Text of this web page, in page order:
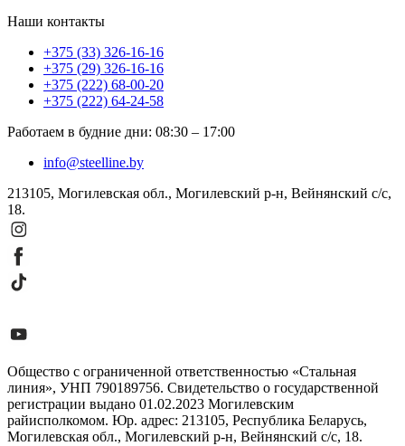
Наши контакты
+375 (33) 326-16-16
+375 (29) 326-16-16
+375 (222) 68-00-20
+375 (222) 64-24-58
Работаем в будние дни: 08:30 – 17:00
info@steelline.by
213105, Могилевская обл., Могилевский р-н, Вейнянский с/с,
18.
Общество с ограниченной ответственностью «Стальная
линия», УНП 790189756. Свидетельство о государственной
регистрации выдано 01.02.2023 Могилевским
райисполкомом. Юр. адрес: 213105, Республика Беларусь,
Могилевская обл., Могилевский р-н, Вейнянский с/с, 18.